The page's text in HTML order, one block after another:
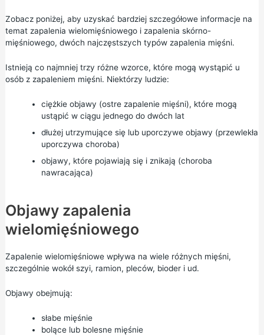
Zobacz poniżej, aby uzyskać bardziej szczegółowe informacje na
temat zapalenia wielomięśniowego i zapalenia skórno-
mięśniowego, dwóch najczęstszych typów zapalenia mięśni.
Istnieją co najmniej trzy różne wzorce, które mogą wystąpić u
osób z zapaleniem mięśni. Niektórzy ludzie:
ciężkie objawy (ostre zapalenie mięśni), które mogą
ustąpić w ciągu jednego do dwóch lat
dłużej utrzymujące się lub uporczywe objawy (przewlekła
uporczywa choroba)
objawy, które pojawiają się i znikają (choroba
nawracająca)
Objawy zapalenia
wielomięśniowego
Zapalenie wielomięśniowe wpływa na wiele różnych mięśni,
szczególnie wokół szyi, ramion, pleców, bioder i ud.
Objawy obejmują:
słabe mięśnie
bolące lub bolesne mięśnie